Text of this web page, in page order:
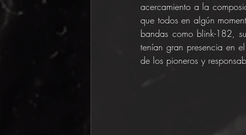
acercamiento a la
que todos en algún
bandas como blink-182,
tenían gran presencia en
de los pioneros y